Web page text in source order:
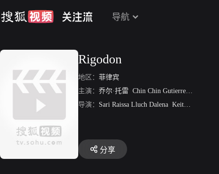
导航
Rigodon
地区： 菲律宾
主演： 乔尔·托雷 Chin Chin Gutierrez
导演： Sari Raissa Lluch Dalena Keith Sicat
分享